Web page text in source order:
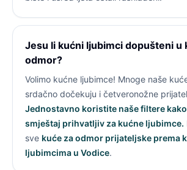
Jesu li kućni ljubimci dopušteni u
odmor?
Volimo kućne ljubimce! Mnoge naše
srdačno dočekuju i četveronožne
Jednostavno koristite naše filtere
smještaj prihvatljiv za kućne ljubimce.
sve kuće za odmor prijateljske prema
ljubimcima u Vodice.